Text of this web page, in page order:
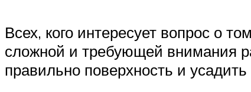
Всех, кого интересует вопрос о
сложной и требующей внимания
правильно поверхность и усадить